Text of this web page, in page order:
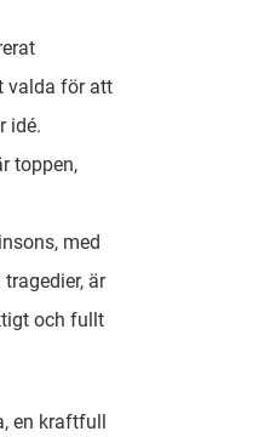
valda för att
idé.
toppen,
med
är
och fullt
en kraftfull